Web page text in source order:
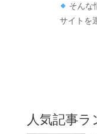
そんな
サイトを
人気記事